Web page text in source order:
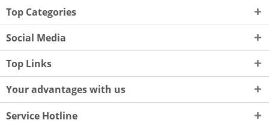
Top Categories
Social Media
Top Links
Your advantages with us
Service Hotline